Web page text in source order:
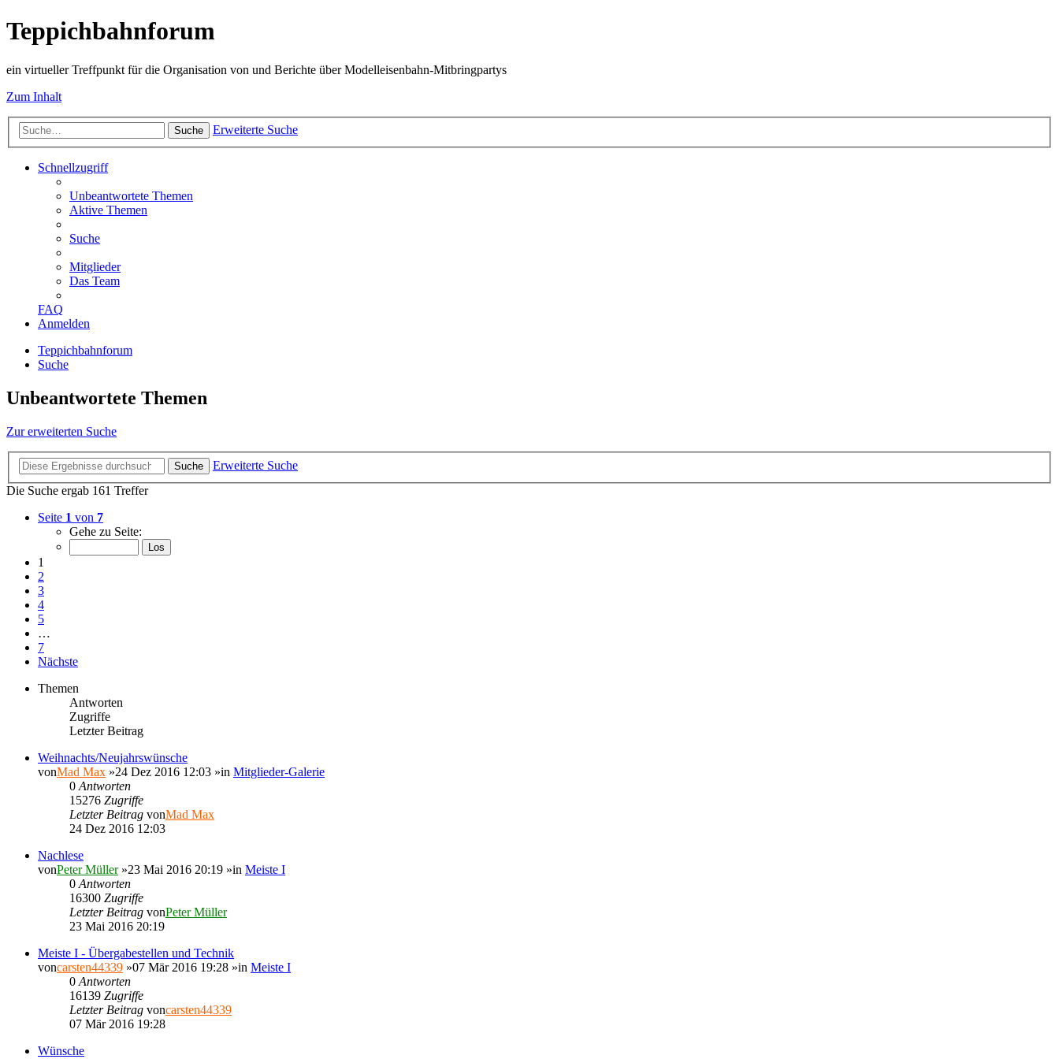
Teppichbahnforum
ein virtueller Treffpunkt für die Organisation von und Berichte über Modelleisenbahn-Mitbringpartys
Zum Inhalt
Suche Erweiterte Suche
Schnellzugriff
Unbeantwortete Themen
Aktive Themen
Suche
Mitglieder
Das Team
FAQ
Anmelden
Teppichbahnforum
Suche
Unbeantwortete Themen
Zur erweiterten Suche
Suche
Erweiterte Suche
Die Suche ergab 161 Treffer
Seite 1 von 7
Gehe zu Seite:
1
2
3
4
5
…
7
Nächste
Themen
Antworten
Zugriffe
Letzter Beitrag
Weihnachts/Neujahrswünsche
vonMad Max »24 Dez 2016 12:03 »in Mitglieder-Galerie
0 Antworten
15276 Zugriffe
Letzter Beitrag vonMad Max
24 Dez 2016 12:03
Nachlese
vonPeter Müller»23 Mai 2016 20:19 »in Meiste I
0 Antworten
16300 Zugriffe
Letzter Beitrag vonPeter Müller
23 Mai 2016 20:19
Meiste I - Übergabestellen und Technik
voncarsten44339 »07 Mär 2016 19:28 »in Meiste I
0 Antworten
16139 Zugriffe
Letzter Beitrag voncarsten44339
07 Mär 2016 19:28
Wünsche